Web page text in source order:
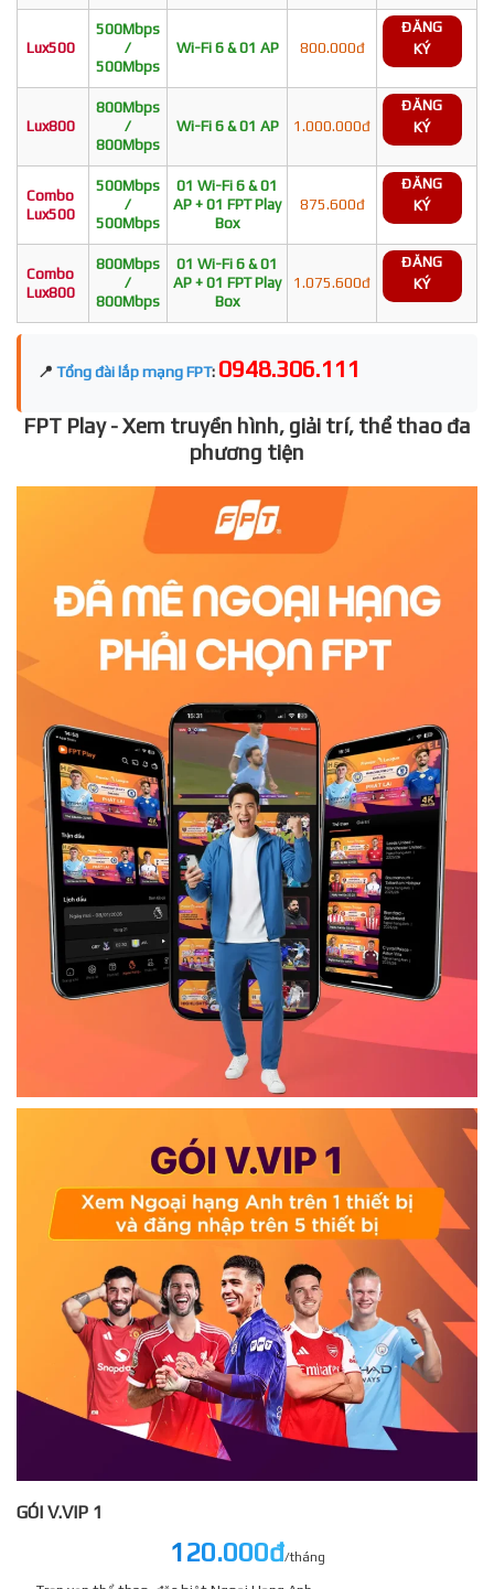
Lux500
500Mbps
/
500Mbps
Wi-Fi 6 & 01 AP 800.000đ
ĐĂNG
KÝ
Lux800
800Mbps
/
800Mbps
Wi-Fi 6 & 01 AP 1.000.000đ
ĐĂNG
KÝ
Combo
Lux500
500Mbps
/
500Mbps
01 Wi-Fi 6 & 01
AP + 01 FPT Play
Box
875.600đ
ĐĂNG
KÝ
Combo
Lux800
800Mbps
/
800Mbps
01 Wi-Fi 6 & 01
AP + 01 FPT Play
Box
1.075.600đ
ĐĂNG
KÝ
📍 Tổng đài lắp mạng FPT: 0948.306.111
FPT Play - Xem truyền hình, giải trí, thể thao đa
phương tiện
GÓI V.VIP 1
120.000đ/tháng